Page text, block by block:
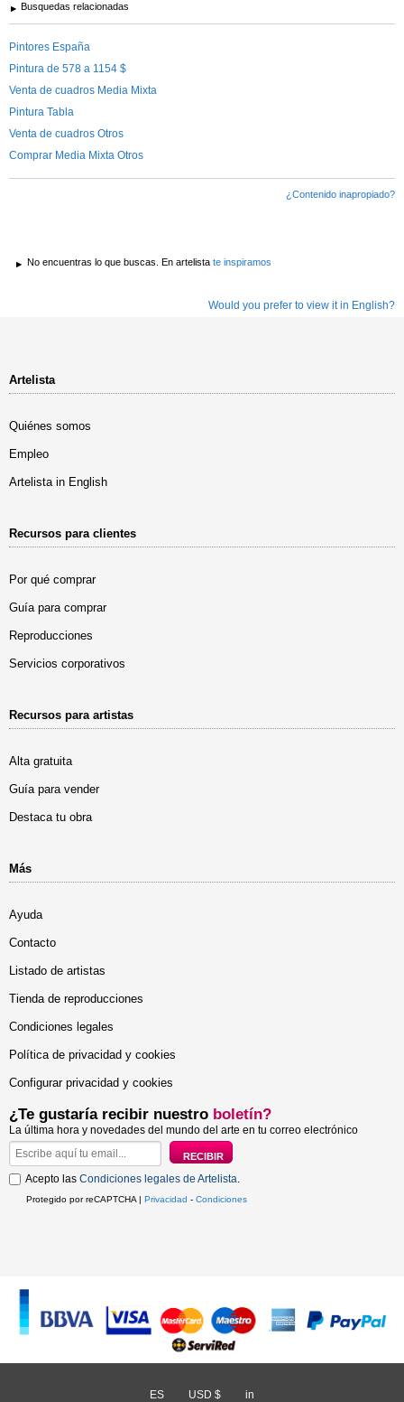
Busquedas relacionadas
Pintores España
Pintura de 578 a 1154 $
Venta de cuadros Media Mixta
Pintura Tabla
Venta de cuadros Otros
Comprar Media Mixta Otros
¿Contenido inapropiado?
No encuentras lo que buscas. En artelista te inspiramos
Would you prefer to view it in English?
Artelista
Quiénes somos
Empleo
Artelista in English
Recursos para clientes
Por qué comprar
Guía para comprar
Reproducciones
Servicios corporativos
Recursos para artistas
Alta gratuita
Guía para vender
Destaca tu obra
Más
Ayuda
Contacto
Listado de artistas
Tienda de reproducciones
Condiciones legales
Política de privacidad y cookies
Configurar privacidad y cookies
¿Te gustaría recibir nuestro boletín?
La última hora y novedades del mundo del arte en tu correo electrónico
Acepto las Condiciones legales de Artelista
Protegido por reCAPTCHA | Privacidad - Condiciones
ES USD $ in